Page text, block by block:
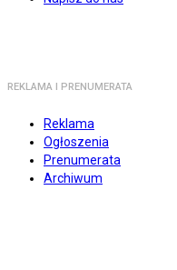
REKLAMA I PRENUMERATA
Reklama
Ogłoszenia
Prenumerata
Archiwum